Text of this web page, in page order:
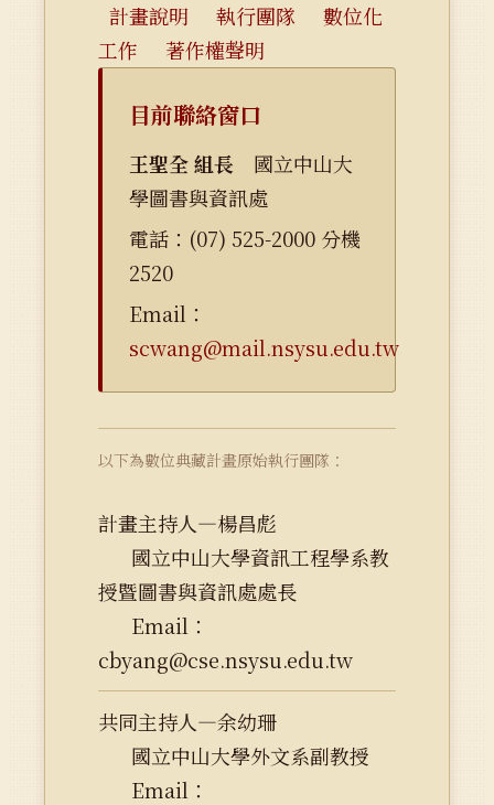
計畫說明 執行團隊
數位化
工作
著作權聲明
目前聯絡窗口
王聖全 組長 國立中山大
學圖書與資訊處
電話：(07) 525-2000 分機
2520
Email：
scwang@mail.nsysu.edu.tw
以下為數位典藏計畫原始執行團隊：
計畫主持人—楊昌彪
國立中山大學資訊工程學系教
授暨圖書與資訊處處長
Email：
cbyang@cse.nsysu.edu.tw
共同主持人—余幼珊
國立中山大學外文系副教授
Email：